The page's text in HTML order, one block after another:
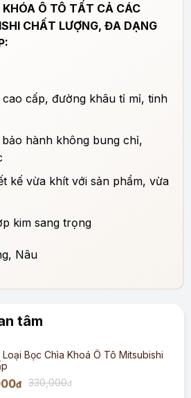
KHÓA Ô TÔ TẤT CẢ CÁC
CHẤT LƯỢNG, ĐA DẠNG
cao cấp, đường khâu tỉ mỉ, tinh
hành không bung chỉ,
kế vừa khít với sản phẩm, vừa
kim sang trọng
Nâu
tâm
Loại Bọc Chìa Khoá Ô Tô Mitsubishi
đ 330,000đ